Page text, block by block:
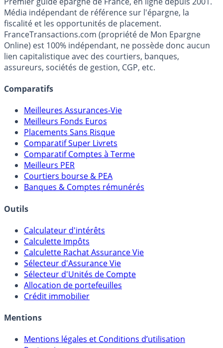
Premier guide épargne de France, en ligne depuis 2001.
Média indépendant de référence sur l'épargne, la
fiscalité et les opportunités de placement.
FranceTransactions.com (propriété de Mon Epargne
Online) est 100% indépendant, ne possède donc aucun
lien capitalistique avec des courtiers, banques,
Meilleures Assurances-Vie
Meilleurs Fonds Euros
Placements Sans Risque
Comparatif Super Livrets
Comparatif Comptes à Terme
Meilleurs PER
Courtiers bourse & PEA
Calculateur d'intérêts
Calculette Impôts
Calculette Rachat Assurance Vie
Sélecteur d'Assurance Vie
Sélecteur d'Unités de Compte
Allocation de portefeuilles